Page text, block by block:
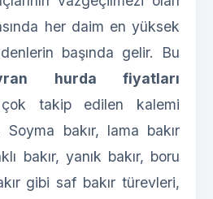
her daim en yüksek
başında gelir. Bu
hurda fiyatları
takip edilen kalemi
Soyma bakır, lama bakır
bakır, yanık bakır, boru
gibi saf bakır türevleri,